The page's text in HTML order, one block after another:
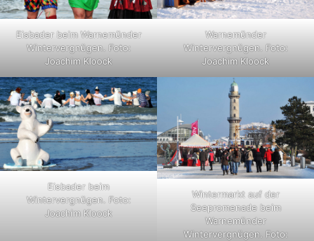
Eisbader beim Warnemünder
Wintervergnügen. Foto:
Joachim Kloock
Warnemünder
Wintervergnügen. Foto:
Joachim Kloock
Eisbader beim
Wintervergnügen. Foto:
Joachim Kloock
Wintermarkt auf der
Seepromenade beim
Warnemünder
Wintervergnügen. Foto: